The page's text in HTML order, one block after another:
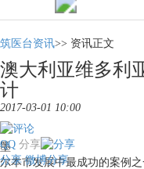
筑医台资讯>> 资讯正文
澳大利亚维多利
计
2017-03-01 10:00
分享
QQ
分享 微博分享
墨
尔本市发展中最成功的案例